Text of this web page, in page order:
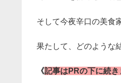
そして今夜辛口の美食
果たして、どのような
《記事はPRの下に続き